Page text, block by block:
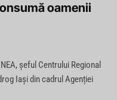
oamenii
șeful Centrului Regional
Iași din cadrul Agenției